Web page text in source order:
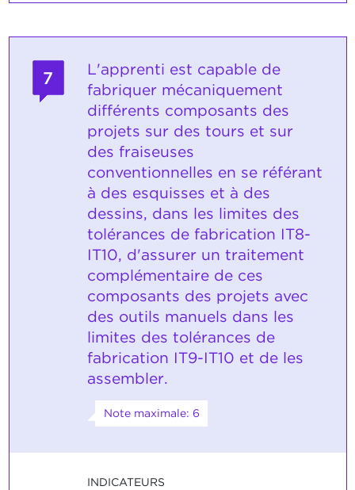
7
L'apprenti est capable de
fabriquer mécaniquement
différents composants des
projets sur des tours et sur
des fraiseuses
conventionnelles en se référant
à des esquisses et à des
dessins, dans les limites des
tolérances de fabrication IT8-
IT10, d'assurer un traitement
complémentaire de ces
composants des projets avec
des outils manuels dans les
limites des tolérances de
fabrication IT9-IT10 et de les
assembler.
Note maximale: 6
INDICATEURS